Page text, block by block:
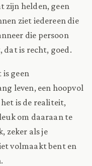
zijn helden, geen
ziet iedereen die
die persoon
dat is recht, goed.
is geen
leven, een hoopvol
is de realiteit,
om daaraan te
zeker als je
volmaakt bent en